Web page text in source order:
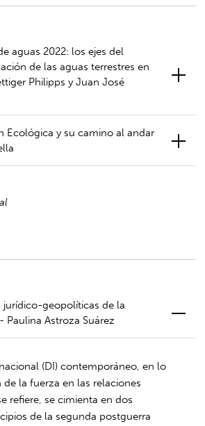
aguas 2022: los ejes del
de las aguas terrestres en
Philipps y Juan José
Ecológica y su camino al andar
jurídico-geopolíticas de la
Paulina Astroza Suárez
(DI) contemporáneo, en lo
la fuerza en las relaciones
refiere, se cimienta en dos
de la segunda postguerra